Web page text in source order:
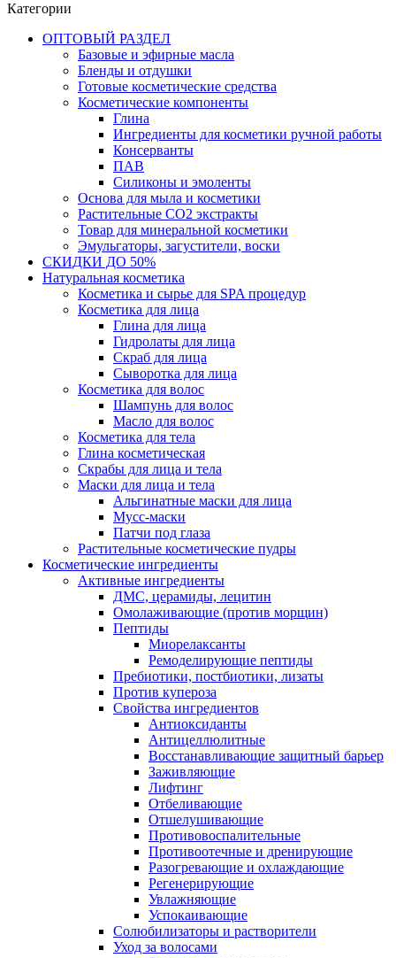
Категории
ОПТОВЫЙ РАЗДЕЛ
Базовые и эфирные масла
Бленды и отдушки
Готовые косметические средства
Косметические компоненты
Глина
Ингредиенты для косметики ручной работы
Консерванты
ПАВ
Силиконы и эмоленты
Основа для мыла и косметики
Растительные СО2 экстракты
Товар для минеральной косметики
Эмульгаторы, загустители, воски
СКИДКИ ДО 50%
Натуральная косметика
Косметика и сырье для SPA процедур
Косметика для лица
Глина для лица
Гидролаты для лица
Скраб для лица
Сыворотка для лица
Косметика для волос
Шампунь для волос
Масло для волос
Косметика для тела
Глина косметическая
Скрабы для лица и тела
Маски для лица и тела
Альгинатные маски для лица
Мусс-маски
Патчи под глаза
Растительные косметические пудры
Косметические ингредиенты
Активные ингредиенты
ДМС, церамиды, лецитин
Омолаживающие (против морщин)
Пептиды
Миорелаксанты
Ремоделирующие пептиды
Пребиотики, постбиотики, лизаты
Против купероза
Свойства ингредиентов
Антиоксиданты
Антицеллюлитные
Восстанавливающие защитный барьер
Заживляющие
Лифтинг
Отбеливающие
Отшелушивающие
Противовоспалительные
Противоотечные и дренирующие
Разогревающие и охлаждающие
Регенерирующие
Увлажняющие
Успокаивающие
Солюбилизаторы и растворители
Уход за волосами